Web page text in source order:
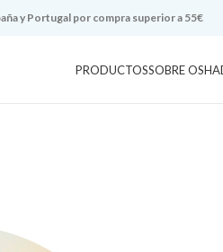
y Portugal por compra superior a 55€
PRODUCTOSSOBRE